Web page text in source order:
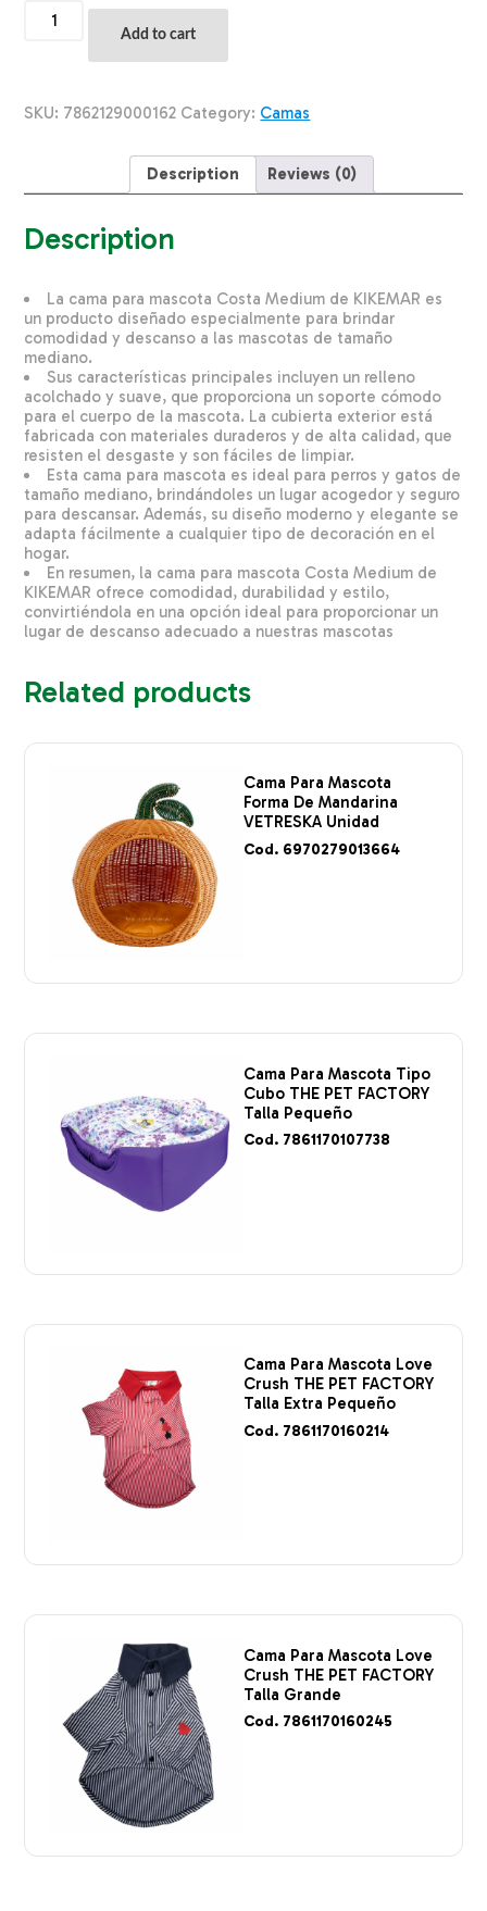
Para
KIKEMAR
Add to cart
SKU: 7862129000162 Category: Camas
Description Reviews (0)
Description
La cama para mascota Costa Medium de KIKEMAR es
un producto diseñado especialmente para brindar
comodidad y descanso a las mascotas de tamaño
mediano.
Sus características principales incluyen un relleno
acolchado y suave, que proporciona un soporte cómodo
para el cuerpo de la mascota. La cubierta exterior está
fabricada con materiales duraderos y de alta calidad, que
resisten el desgaste y son fáciles de limpiar.
Esta cama para mascota es ideal para perros y gatos de
tamaño mediano, brindándoles un lugar acogedor y seguro
para descansar. Además, su diseño moderno y elegante se
adapta fácilmente a cualquier tipo de decoración en el
hogar.
En resumen, la cama para mascota Costa Medium de
KIKEMAR ofrece comodidad, durabilidad y estilo,
convirtiéndola en una opción ideal para proporcionar un
lugar de descanso adecuado a nuestras mascotas
Related products
Cama Para Mascota
Forma De Mandarina
VETRESKA Unidad
Cod. 6970279013664
Cama Para Mascota Tipo
Cubo THE PET FACTORY
Talla Pequeño
Cod. 7861170107738
Cama Para Mascota Love
Crush THE PET FACTORY
Talla Extra Pequeño
Cod. 7861170160214
Cama Para Mascota Love
Crush THE PET FACTORY
Talla Grande
Cod. 7861170160245